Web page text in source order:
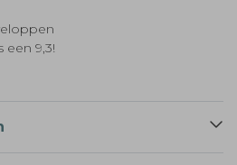
een 9,3!